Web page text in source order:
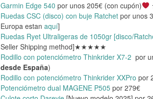
Garmin Edge 540 por unos 205€ (con cupón)
Ruedas CSC (disco) con buje Ratchet por unos
Europa estan aquí]
Ruedas Ryet Ultraligeras de 1050gr [disco/
Seller Shipping method]★★★★★
Rodillo con potenciómetro Thinkrider X7-2 por
desde España)
Rodillo con potenciómetro Thinkrider XXPro por
Potenciómetro dual MAGENE P505 por 279€